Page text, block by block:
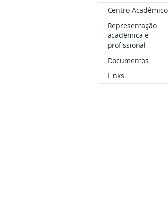
Centro Acadêmico
Representação
acadêmica e
profissional
Documentos
Links